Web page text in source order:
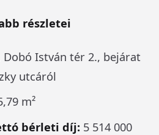
részletei
Dobó István tér 2., bejárat
utcáról
m²
bérleti díj:5 514 000